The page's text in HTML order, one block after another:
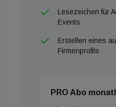
Lesezeichen für
Events
Erstellen eines
Firmenprofils
PRO Abo